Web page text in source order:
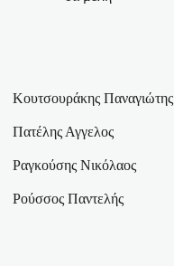
Κουτσουράκης Παναγιώτης
Πατέλης Αγγελος
Ραγκούσης Νικόλαος
Ρούσσος Παντελής